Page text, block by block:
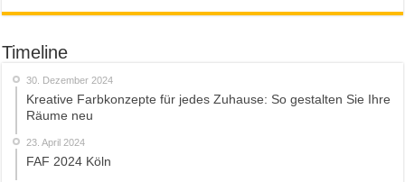
Timeline
30. Dezember 2024
Kreative Farbkonzepte für jedes Zuhause: So gestalten Sie Ihre
Räume neu
23. April 2024
FAF 2024 Köln